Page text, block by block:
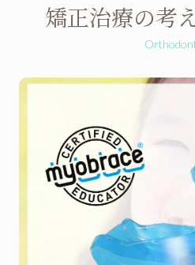
矯正治療の考